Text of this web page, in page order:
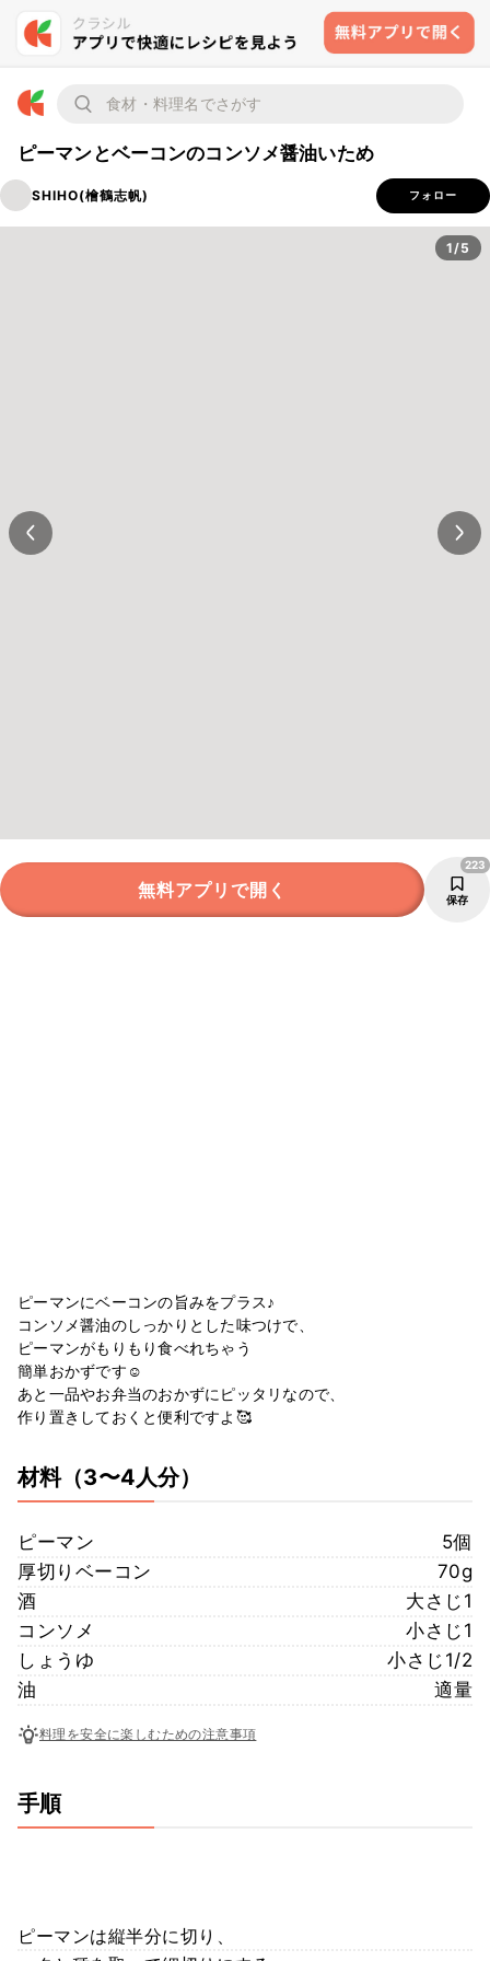
ピーマンとベーコンのコンソメ醤油いため
SHIHO(檜鶴志帆) フォロー
1/5
無料アプリで開く 保存
223
ピーマンにベーコンの旨みをプラス♪
コンソメ醤油のしっかりとした味つけで、
ピーマンがもりもり食べれちゃう
簡単おかずです☺️
あと一品やお弁当のおかずにピッタリなので、
作り置きしておくと便利ですよ🥰
材料（3〜4人分）
ピーマン
5個
厚切りベーコン
70g
酒
大さじ1
コンソメ
小さじ1
しょうゆ
小さじ1/2
油
適量
料理を安全に楽しむための注意事項
手順
ピーマンは縦半分に切り、